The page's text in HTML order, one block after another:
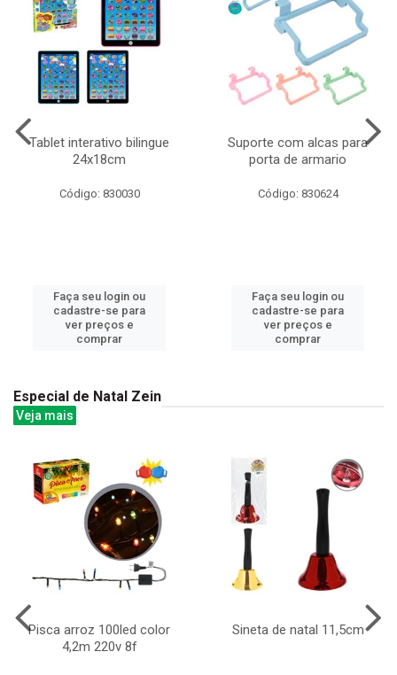
Tablet interativo bilingue
24x18cm
Código: 830030
Faça seu login ou
cadastre-se para
ver preços e
comprar
Suporte com alcas para
porta de armario
Código: 830624
Faça seu login ou
cadastre-se para
ver preços e
comprar
Especial de Natal Zein
Veja mais
Pisca arroz 100led color
4,2m 220v 8f
Sineta de natal 11,5cm